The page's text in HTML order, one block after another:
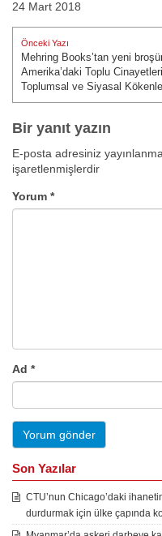
24 Mart 2018
Yazı
gezinmesi
Önceki Yazı
Önceki Yazı:
Mehring Books’tan yeni
Amerika’daki Toplu
Toplumsal ve Siyasal
Bir yanıt yazın
E-posta adresiniz
işaretlenmişlerdir
Yorum *
Ad *
Son Yazılar
CTU’nun Chicago’daki
durdurmak için ülke çapında